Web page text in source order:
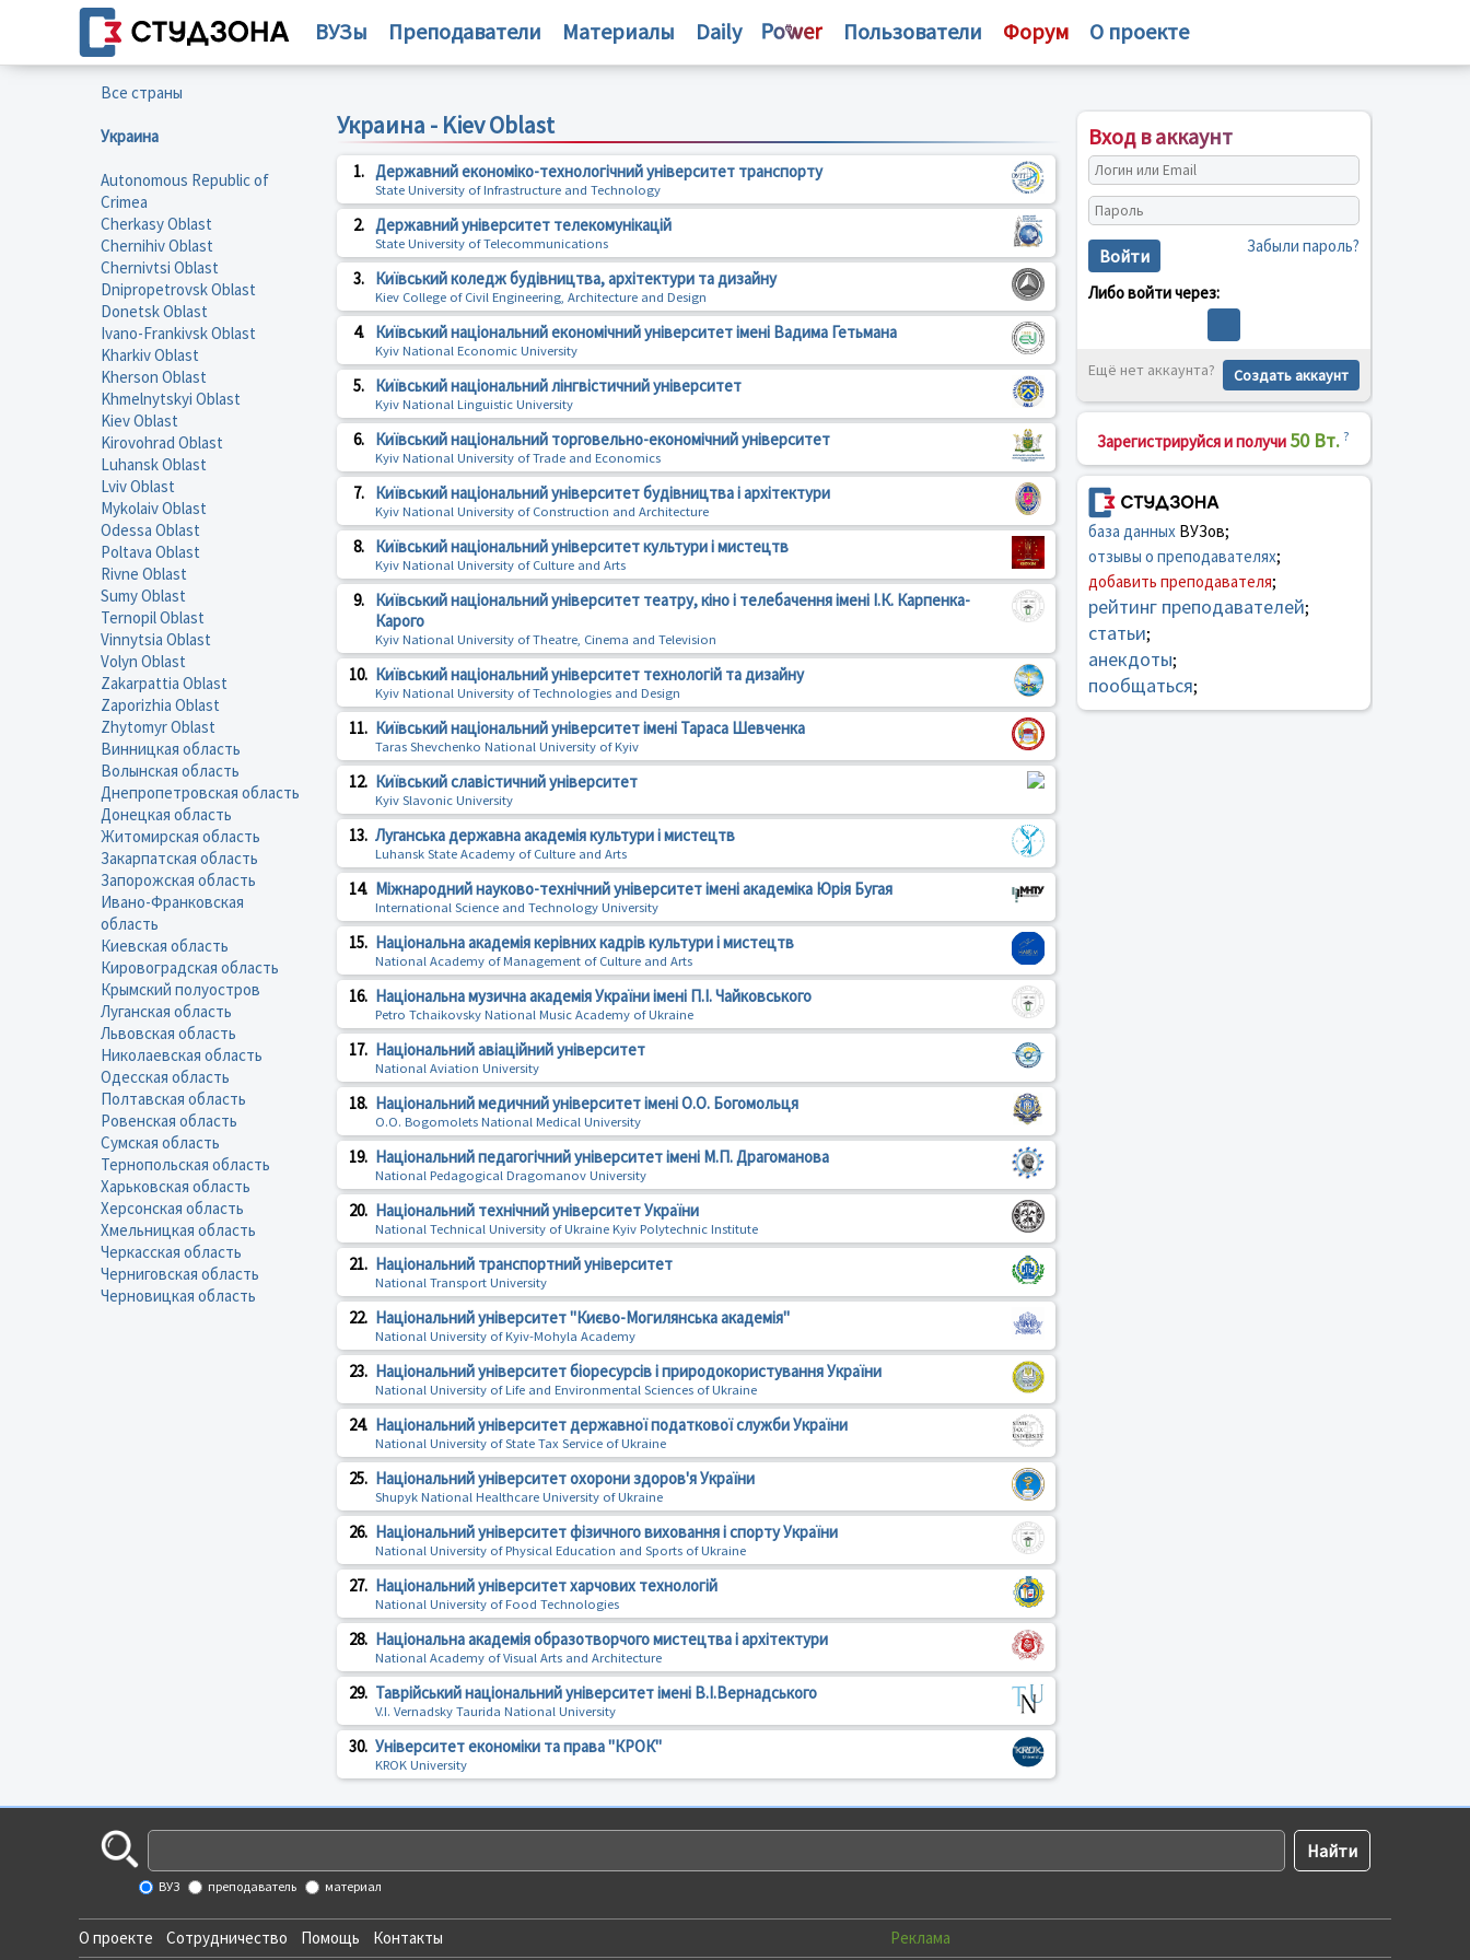
ВУЗы Преподаватели Материалы Daily Пользователи Форум О проекте
Все страны
Украина
Autonomous Republic of
Crimea
Cherkasy Oblast
Chernihiv Oblast
Chernivtsi Oblast
Dnipropetrovsk Oblast
Donetsk Oblast
Ivano-Frankivsk Oblast
Kharkiv Oblast
Kherson Oblast
Khmelnytskyi Oblast
Kiev Oblast
Kirovohrad Oblast
Luhansk Oblast
Lviv Oblast
Mykolaiv Oblast
Odessa Oblast
Poltava Oblast
Rivne Oblast
Sumy Oblast
Ternopil Oblast
Vinnytsia Oblast
Volyn Oblast
Zakarpattia Oblast
Zaporizhia Oblast
Zhytomyr Oblast
Винницкая область
Волынская область
Днепропетровская область
Донецкая область
Житомирская область
Закарпатская область
Запорожская область
Ивано-Франковская
область
Киевская область
Кировоградская область
Крымский полуостров
Луганская область
Львовская область
Николаевская область
Одесская область
Полтавская область
Ровенская область
Сумская область
Тернопольская область
Харьковская область
Херсонская область
Хмельницкая область
Черкасская область
Черниговская область
Черновицкая область
Украина - Kiev Oblast
1. Державний економіко-технологічний університет транспорту
State University of Infrastructure and Technology
2. Державний університет телекомунікацій
State University of Telecommunications
3. Київський коледж будівництва, архітектури та дизайну
Kiev College of Civil Engineering, Architecture and Design
4. Київський національний економічний університет імені Вадима Гетьмана
Kyiv National Economic University
5. Київський національний лінгвістичний університет
Kyiv National Linguistic University
6. Київський національний торговельно-економічний університет
Kyiv National University of Trade and Economics
7. Київський національний університет будівництва і архітектури
Kyiv National University of Construction and Architecture
8. Київський національний університет культури і мистецтв
Kyiv National University of Culture and Arts
9.
Київський національний університет театру, кіно і телебачення імені І.К. Карпенка-
Карого
Kyiv National University of Theatre, Cinema and Television
10. Київський національний університет технологій та дизайну
Kyiv National University of Technologies and Design
11. Київський національний університет імені Тараса Шевченка
Taras Shevchenko National University of Kyiv
12. Київський славістичний університет
Kyiv Slavonic University
13. Луганська державна академія культури і мистецтв
Luhansk State Academy of Culture and Arts
14. Міжнародний науково-технічний університет імені академіка Юрія Бугая
International Science and Technology University
15. Національна академія керівних кадрів культури і мистецтв
National Academy of Management of Culture and Arts
16. Національна музична академія України імені П.І. Чайковського
Petro Tchaikovsky National Music Academy of Ukraine
17. Національний авіаційний університет
National Aviation University
18. Національний медичний університет імені О.О. Богомольця
O.O. Bogomolets National Medical University
19. Національний педагогічний університет імені М.П. Драгоманова
National Pedagogical Dragomanov University
20. Національний технічний університет України
National Technical University of Ukraine Kyiv Polytechnic Institute
21. Національний транспортний університет
National Transport University
22. Національний університет "Києво-Могилянська академія"
National University of Kyiv-Mohyla Academy
23. Національний університет біоресурсів і природокористування України
National University of Life and Environmental Sciences of Ukraine
24. Національний університет державної податкової служби України
National University of State Tax Service of Ukraine
25. Національний університет охорони здоров'я України
Shupyk National Healthcare University of Ukraine
26. Національний університет фізичного виховання і спорту України
National University of Physical Education and Sports of Ukraine
27. Національний університет харчових технологій
National University of Food Technologies
28. Нацiональна академія образотворчого мистецтва i архiтектури
National Academy of Visual Arts and Architecture
29. Таврійський національний університет імені В.І.Вернадського
V.I. Vernadsky Taurida National University
30. Університет економіки та права "КРОК"
KROK University
Вход в аккаунт
Войти Забыли пароль?
Либо войти через:
Ещё нет аккаунта? Создать аккаунт
Зарегистрируйся и получи 50 Вт. ?
база данныхВУЗов;
отзывы о преподавателях;
добавить преподавателя;
рейтинг преподавателей;
статьи;
анекдоты;
пообщаться;
ВУЗ преподаватель материал
О проекте Сотрудничество Помощь Контакты Реклама